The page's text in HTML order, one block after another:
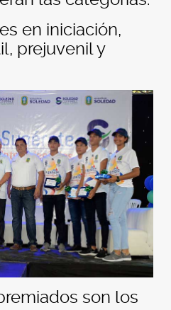
en iniciación,
prejuvenil y
son los